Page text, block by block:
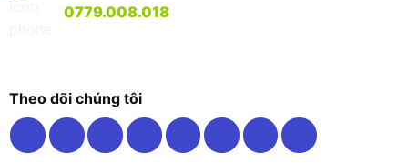
0779.008.018
Theo dõi chúng tôi